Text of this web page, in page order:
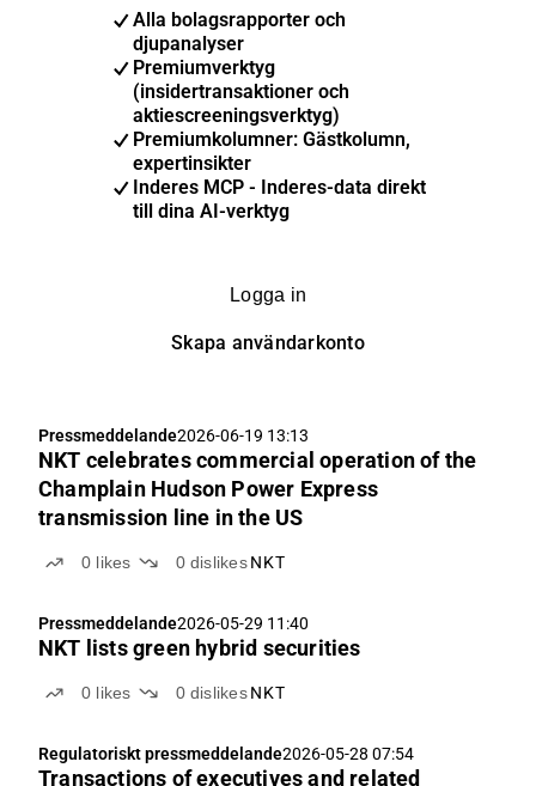
Alla bolagsrapporter och
djupanalyser
Premiumverktyg
(insidertransaktioner och
aktiescreeningsverktyg)
Premiumkolumner: Gästkolumn,
expertinsikter
Inderes MCP - Inderes-data direkt
till dina AI-verktyg
Logga in
Skapa användarkonto
Pressmeddelande2026-06-19 13:13
NKT celebrates commercial operation of the
Champlain Hudson Power Express
transmission line in the US
0 likes 0 dislikes NKT
Pressmeddelande2026-05-29 11:40
NKT lists green hybrid securities
0 likes 0 dislikes NKT
Regulatoriskt pressmeddelande2026-05-28 07:54
Transactions of executives and related